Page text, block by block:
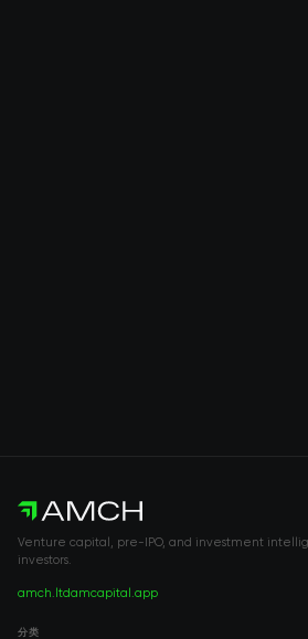
Venture capital, pre-IPO, and investment
investors.
amch.ltdamcapital.app
分类